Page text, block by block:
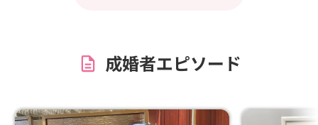
成婚者エピソード